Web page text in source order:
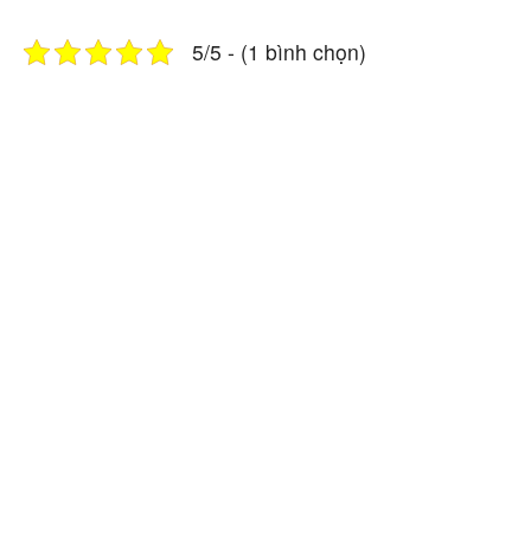
5/5 - (1 bình chọn)